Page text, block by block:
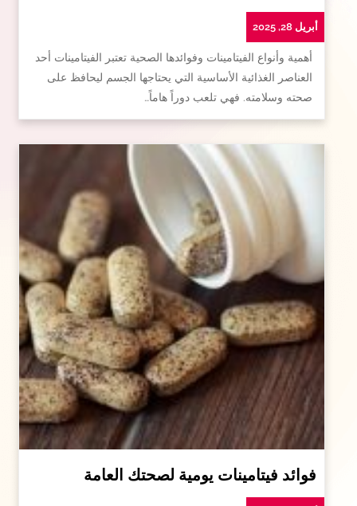
أبريل 28, 2025
أهمية وأنواع الفيتامينات وفوائدها الصحية تعتبر الفيتامينات أحد
العناصر الغذائية الأساسية التي يحتاجها الجسم ليحافظ على
صحته وسلامته. فهي تلعب دوراً هاماً…
فوائد فيتامينات يومية لصحتك العامة